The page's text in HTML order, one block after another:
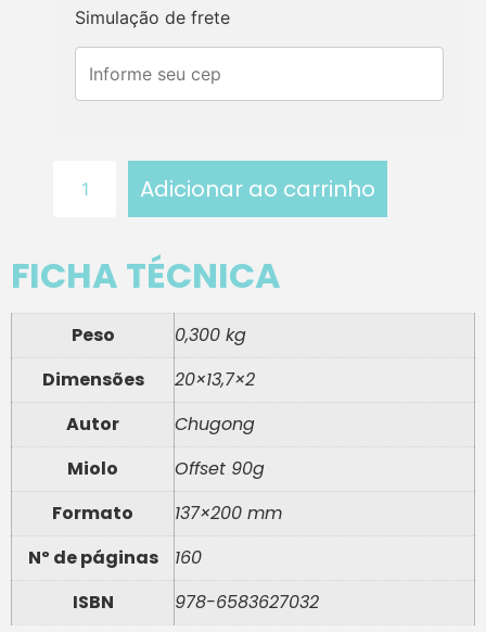
Simulação de frete
Adicionar ao carrinho
FICHA TÉCNICA
Peso
0,300 kg
Dimensões
20×13,7×2
Autor
Chugong
Miolo
Offset 90g
Formato
137×200 mm
Nº de páginas
160
ISBN
978-6583627032